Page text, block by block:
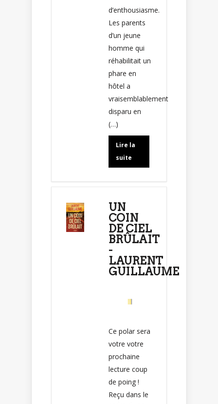
d’enthousiasme.
Les parents
d’un jeune
homme qui
réhabilitait un
phare en
hôtel a
vraisemblablement
disparu en
(…)
Lire la
suite
UN
COIN
DE CIEL
BRÛLAIT
-
LAURENT
GUILLAUME
Ce polar sera
votre votre
prochaine
lecture coup
de poing !
Reçu dans le